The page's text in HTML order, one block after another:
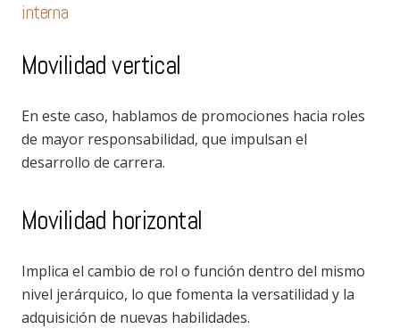
interna
Movilidad vertical
En este caso, hablamos de promociones hacia roles
de mayor responsabilidad, que impulsan el
desarrollo de carrera.
Movilidad horizontal
Implica el cambio de rol o función dentro del mismo
nivel jerárquico, lo que fomenta la versatilidad y la
adquisición de nuevas habilidades.